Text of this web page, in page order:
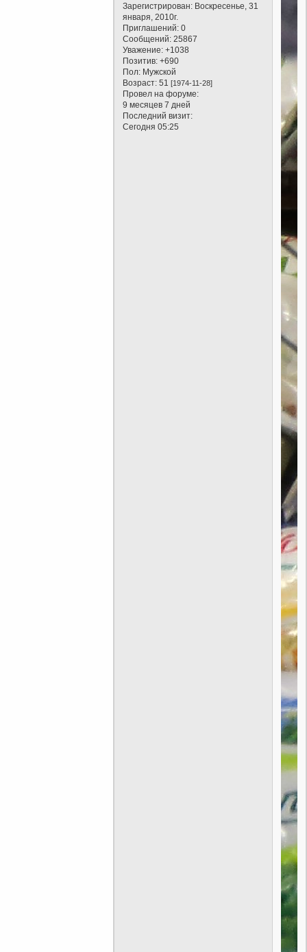
Зарегистрирован: Воскресенье, 31
января, 2010г.
Приглашений: 0
Сообщений: 25867
Уважение: +1038
Позитив: +690
Пол: Мужской
Возраст: 51[1974-11-28]
Провел на форуме:
9 месяцев 7 дней
Последний визит:
Сегодня 05:25